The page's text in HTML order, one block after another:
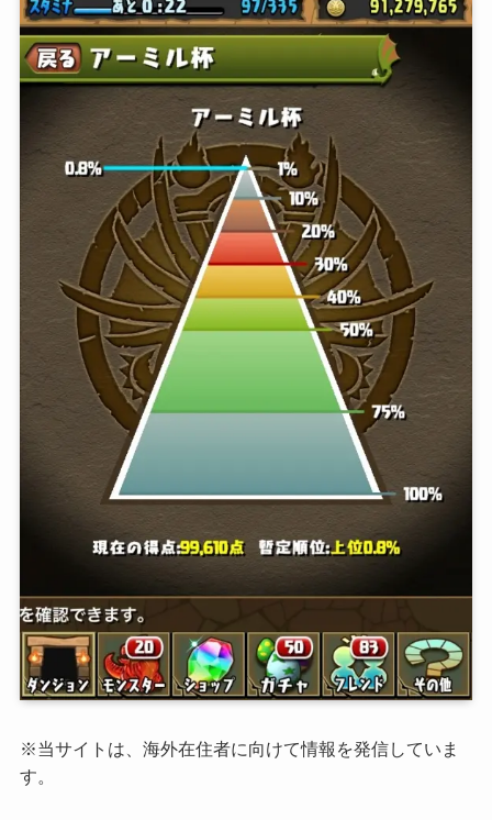
※当サイトは、海外在住者に向けて情報を発信していま
す。